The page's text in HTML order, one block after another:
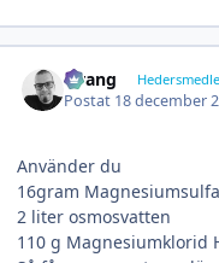
wrang
Postat 18 december
Använder du
16gram
2 liter osmosvatten
110 g Magnesiumklorid